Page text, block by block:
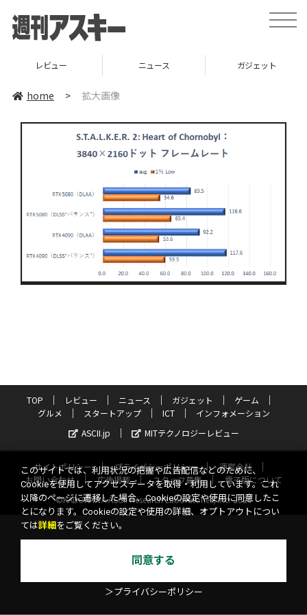
toggle
レビュー ニュース ガジェット
home > 拡大画像
TOP レビュー ニュース ガジェット
ゲーム
グルメ
スタートアップ ICT
インフォメーション
ASCII.jp
MITテクノロジーレビュー
サイトポリシー プライバシーポリシー
運営会社
お問い合わせ
広告掲載 スタッフ募集
電子版について
©KADOKAWA ASCII Research Laboratories, Inc. 2026
このサイトでは、利用状況の把握や広告配信などのために、
Cookieを使用してアクセスデータを取得・利用しています。これ
以降のページに遷移した場合、Cookieの設定や使用に同意したこ
とになります。Cookieの設定や使用の詳細、オプトアウトについ
ては詳細 をご覧ください。
同意する
＞プライバシーポリシー